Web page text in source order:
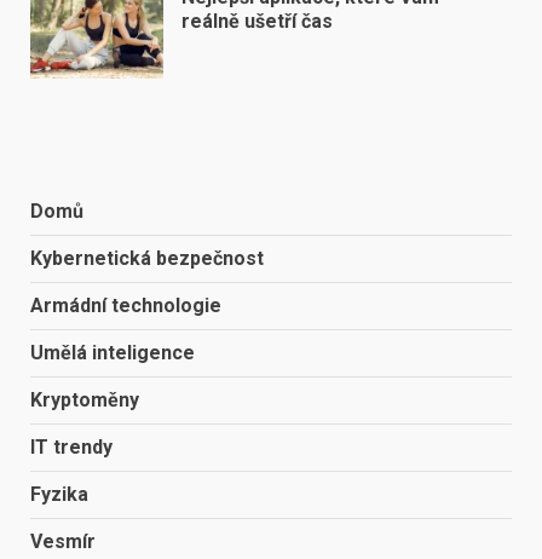
reálně ušetří čas
Domů
Kybernetická bezpečnost
Armádní technologie
Umělá inteligence
Kryptoměny
IT trendy
Fyzika
Vesmír